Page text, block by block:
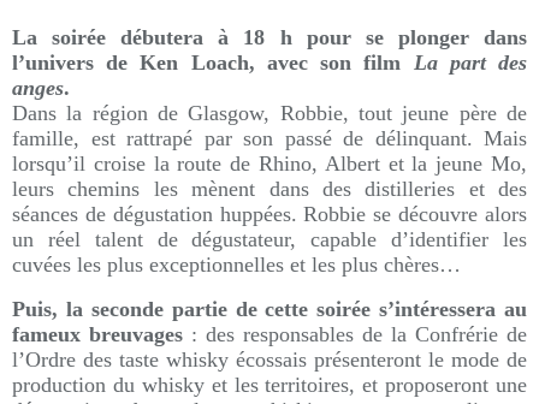
La soirée débutera à 18 h pour se plonger dans
l’univers de Ken Loach, avec son film La part des
anges.
Dans la région de Glasgow, Robbie, tout jeune père de
famille, est rattrapé par son passé de délinquant. Mais
lorsqu’il croise la route de Rhino, Albert et la jeune Mo,
leurs chemins les mènent dans des distilleries et des
séances de dégustation huppées. Robbie se découvre alors
un réel talent de dégustateur, capable d’identifier les
cuvées les plus exceptionnelles et les plus chères…
Puis, la seconde partie de cette soirée s’intéressera au
fameux breuvages : des responsables de la Confrérie de
l’Ordre des taste whisky écossais présenteront le mode de
production du whisky et les territoires, et proposeront une